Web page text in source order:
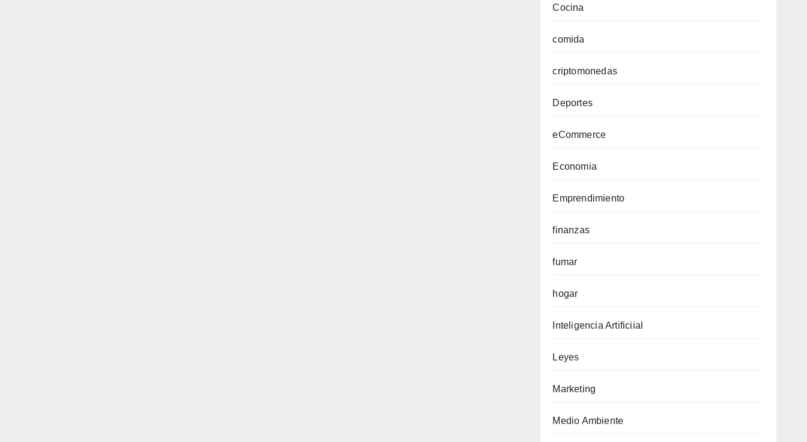
Cocina
comida
criptomonedas
Deportes
eCommerce
Economia
Emprendimiento
finanzas
fumar
hogar
Inteligencia Artificiial
Leyes
Marketing
Medio Ambiente